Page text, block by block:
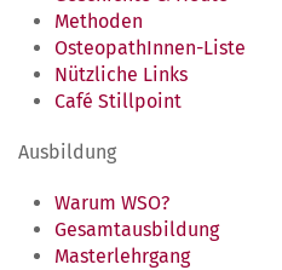
Methoden
OsteopathInnen-Liste
Nützliche Links
Café Stillpoint
Ausbildung
Warum WSO?
Gesamtausbildung
Masterlehrgang